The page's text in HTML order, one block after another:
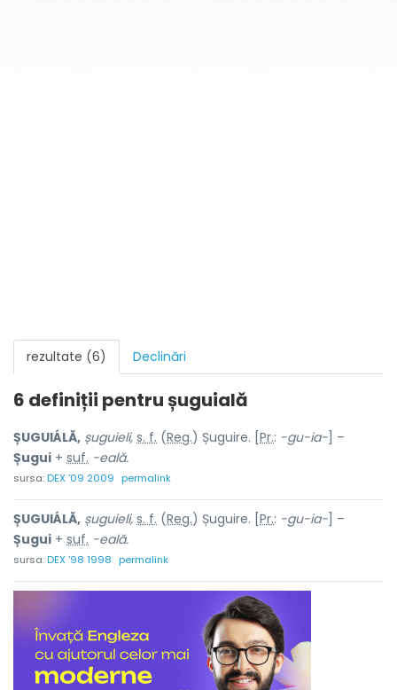
rezultate (6) Declinări
6 definiții pentrușuguială
ȘUGUIÁLĂ, șuguieli, s. f. (Reg.) Șuguire. [ Pr.: -gu-ia- ] –
Șugui + suf. -eală.
sursa:DEX '09 2009 permalink
ȘUGUIÁLĂ, șuguieli, s. f. (Reg.) Șuguire. [ Pr.: -gu-ia- ] –
Șugui + suf. -eală.
sursa:DEX '98 1998 permalink